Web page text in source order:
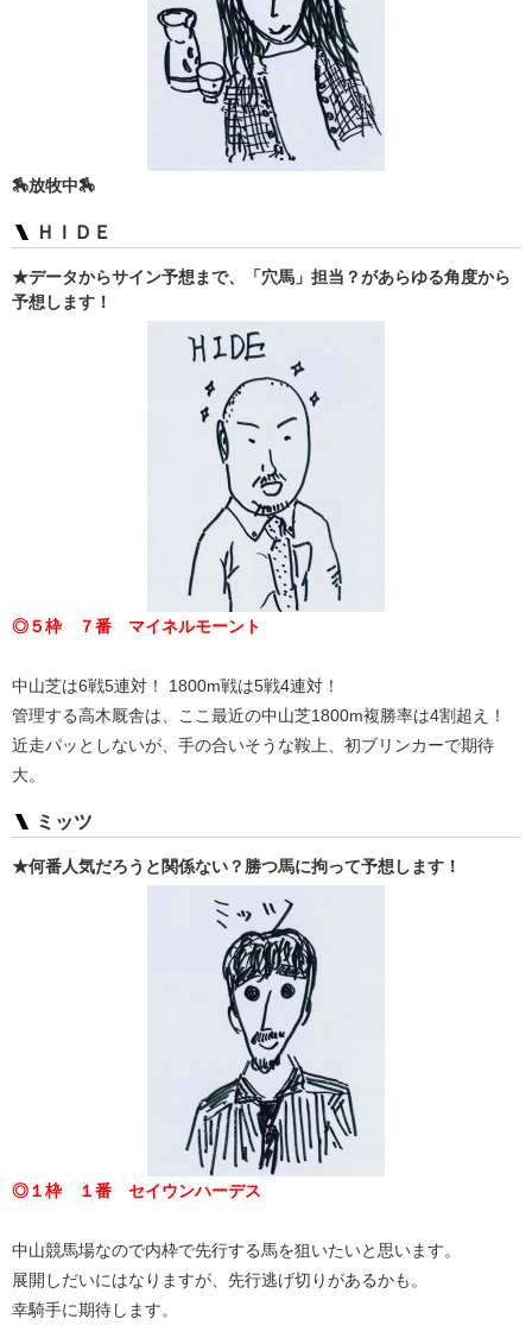
🏇放牧中🏇
ＨＩＤＥ
★データからサイン予想まで、「穴馬」担当？があらゆる角度から
予想します！
◎５枠 ７番 マイネルモーント
中山芝は6戦5連対！ 1800m戦は5戦4連対！
管理する高木厩舎は、ここ最近の中山芝1800m複勝率は4割超え！
近走パッとしないが、手の合いそうな鞍上、初ブリンカーで期待
大。
ミッツ
★何番人気だろうと関係ない？勝つ馬に拘って予想します！
◎１枠 １番 セイウンハーデス
中山競馬場なので内枠で先行する馬を狙いたいと思います。
展開しだいにはなりますが、先行逃げ切りがあるかも。
幸騎手に期待します。